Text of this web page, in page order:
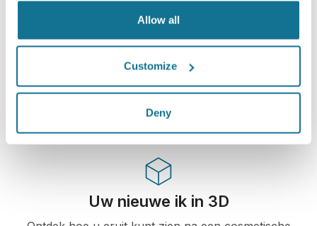
Allow all
Customize
Deny
High-Tech
De eerste online 3D simulatie voor plastische
gebruikt door dokters in meer dan 100 landen,
en aanbevolen door meerdere plastische
chirurgieverenigingen.
Uw nieuwe ik in 3D